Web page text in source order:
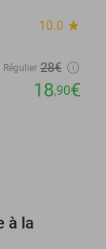
10.0 star
Régulier 28€
18,90€
à la